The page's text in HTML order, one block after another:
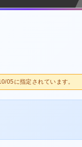
05に指定されています。